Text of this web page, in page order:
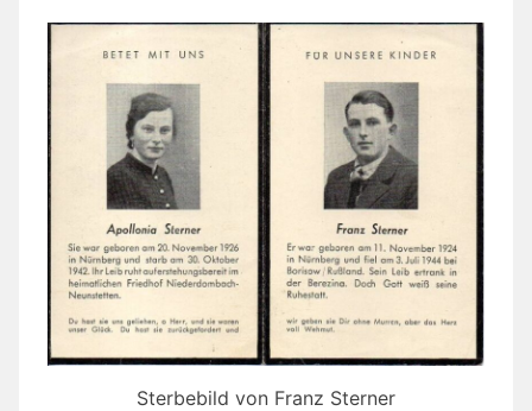
Sterbebild von Franz Sterner